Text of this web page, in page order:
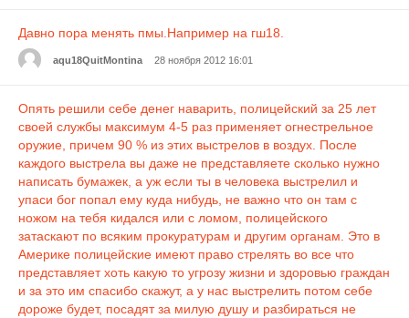
Давно пора менять пмы.Например на гш18.
aqu18QuitMontina 28 ноября 2012 16:01
Опять решили себе денег наварить, полицейский за 25 лет
своей службы максимум 4-5 раз применяет огнестрельное
оружие, причем 90 % из этих выстрелов в воздух. После
каждого выстрела вы даже не представляете сколько нужно
написать бумажек, а уж если ты в человека выстрелил и
упаси бог попал ему куда нибудь, не важно что он там с
ножом на тебя кидался или с ломом, полицейского
затаскают по всяким прокуратурам и другим органам. Это в
Америке полицейские имеют право стрелять во все что
представляет хоть какую то угрозу жизни и здоровью граждан
и за это им спасибо скажут, а у нас выстрелить потом себе
дороже будет, посадят за милую душу и разбираться не